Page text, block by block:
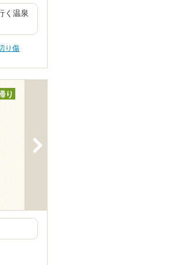
く温泉
り傷
り